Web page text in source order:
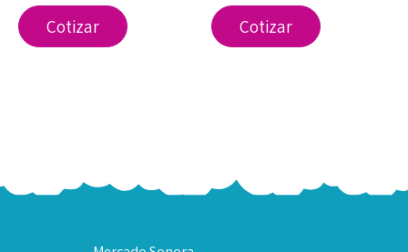
Cotizar Cotizar